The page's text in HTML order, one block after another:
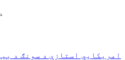
امریکايي استازې د سونګ د